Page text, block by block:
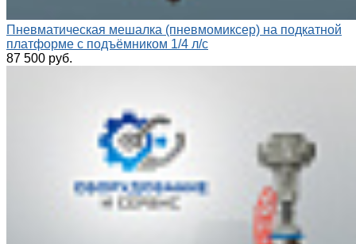
Пневматическая мешалка (пневмомиксер) на подкатной
платформе с подъёмником 1/4 л/с
87 500 руб.